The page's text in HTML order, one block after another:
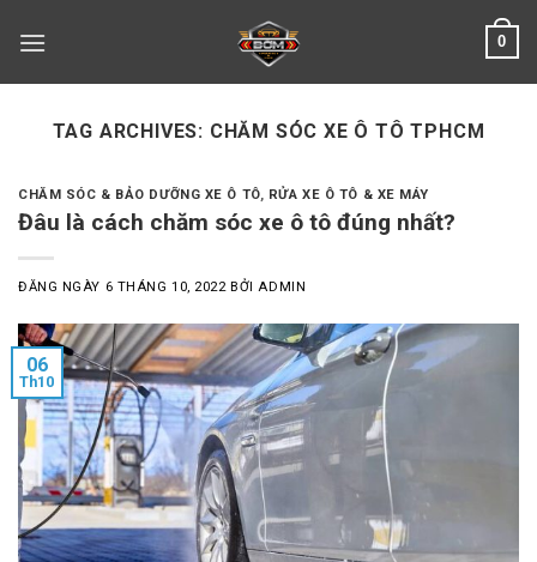
0
TAG ARCHIVES: CHĂM SÓC XE Ô TÔ TPHCM
CHĂM SÓC & BẢO DƯỠNG XE Ô TÔ, RỬA XE Ô TÔ & XE MÁY
Đâu là cách chăm sóc xe ô tô đúng nhất?
ĐĂNG NGÀY 6 THÁNG 10, 2022 BỞI ADMIN
06
Th10